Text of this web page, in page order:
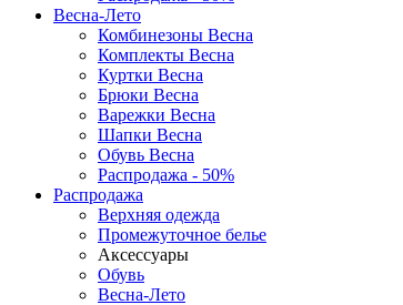
Весна-Лето
Комбинезоны Весна
Комплекты Весна
Куртки Весна
Брюки Весна
Варежки Весна
Шапки Весна
Обувь Весна
Распродажа - 50%
Распродажа
Верхняя одежда
Промежуточное белье
Аксессуары
Обувь
Весна-Лето